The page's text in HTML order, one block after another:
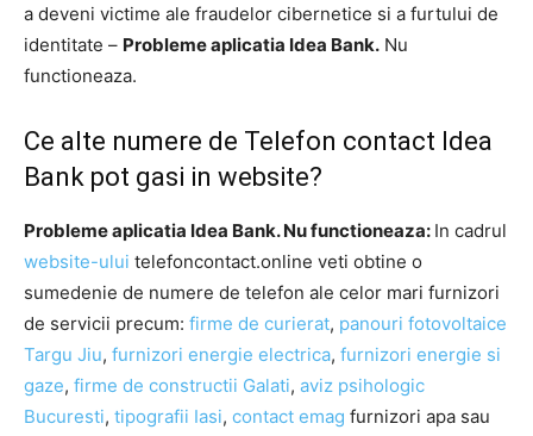
a deveni victime ale fraudelor cibernetice si a furtului de
identitate – Probleme aplicatia Idea Bank. Nu
functioneaza.
Ce alte numere de Telefon contact Idea
Bank pot gasi in website?
Probleme aplicatia Idea Bank. Nu functioneaza: In cadrul
website-ului telefoncontact.online veti obtine o
sumedenie de numere de telefon ale celor mari furnizori
de servicii precum: firme de curierat, panouri fotovoltaice
Targu Jiu, furnizori energie electrica, furnizori energie si
gaze, firme de constructii Galati, aviz psihologic
Bucuresti, tipografii Iasi, contact emag furnizori apa sau